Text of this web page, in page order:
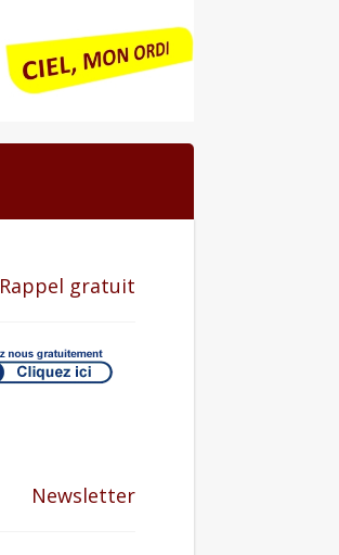
Rappel gratuit
Newsletter